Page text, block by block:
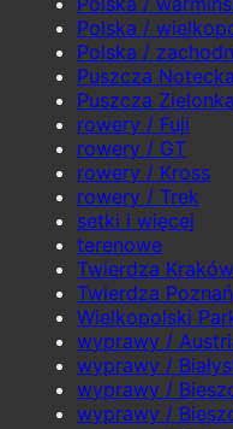
Polska /
Polska /
Puszcza Notecka
Puszcza Zielonka
rowery / Fuji
rowery / GT
rowery / Kross
rowery / Trek
setki i więcej
terenowe
Twierdza Kraków
Twierdza Poznań
Wielkopolski
wyprawy /
wyprawy /
wyprawy /
wyprawy /